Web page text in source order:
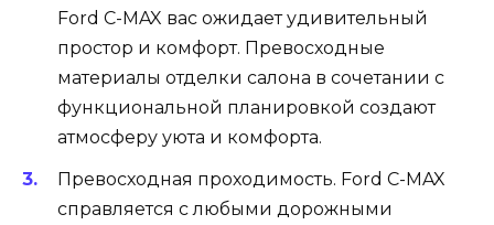
Ford C-MAX вас ожидает удивительный
простор и комфорт. Превосходные
материалы отделки салона в сочетании с
функциональной планировкой создают
атмосферу уюта и комфорта.
Превосходная проходимость. Ford C-MAX
справляется с любыми дорожными